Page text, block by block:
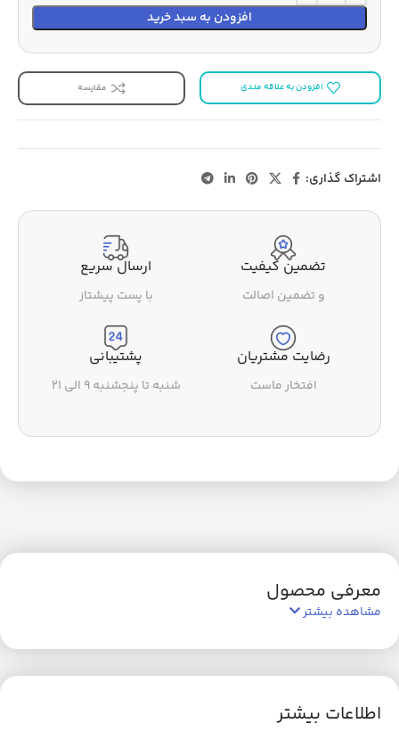
افزودن به سبد خرید
افزودن به علاقه مندی مقایسه
اشتراک گذاری:
تضمین کیفیت
و تضمین اصالت
ارسال سریع
با پست پیشتاز
رضایت مشتریان
افتخار ماست
پشتیبانی
شنبه تا پنجشنبه ۹ الی ۲۱
معرفی محصول
مشاهده بیشتر
اطلاعات بیشتر